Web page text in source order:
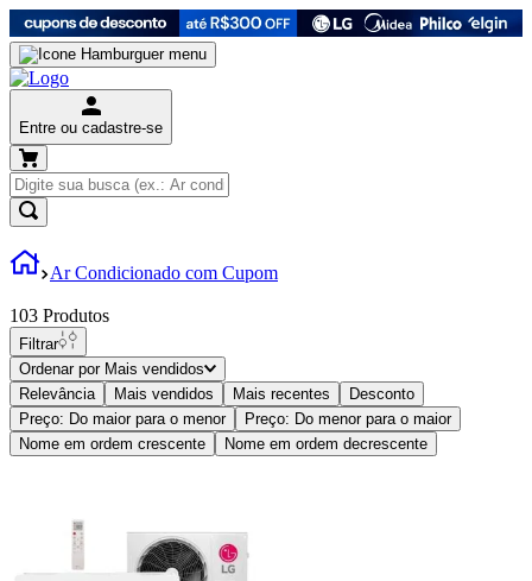
Entre ou cadastre-se
Ar Condicionado com Cupom
103 Produtos
Filtrar
Ordenar por Mais vendidos
Relevância
Mais vendidos Mais recentes
Desconto
Preço: Do maior para o menor
Preço: Do menor para o maior
Nome em ordem crescente
Nome em ordem decrescente